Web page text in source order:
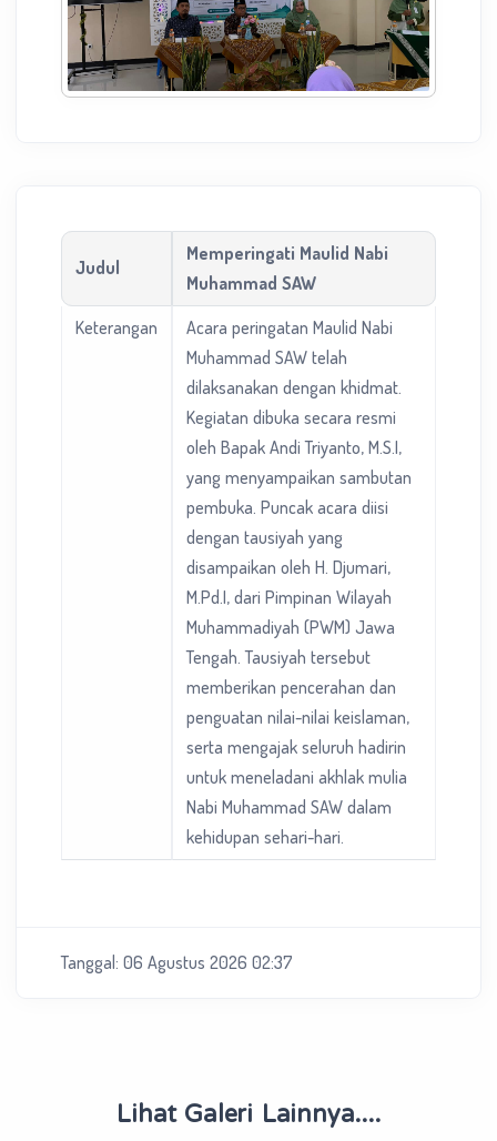
Judul
Memperingati Maulid Nabi
Muhammad SAW
Keterangan
Acara peringatan Maulid Nabi
Muhammad SAW telah
dilaksanakan dengan khidmat.
Kegiatan dibuka secara resmi
oleh Bapak Andi Triyanto, M.S.I,
yang menyampaikan sambutan
pembuka. Puncak acara diisi
dengan tausiyah yang
disampaikan oleh H. Djumari,
M.Pd.I, dari Pimpinan Wilayah
Muhammadiyah (PWM) Jawa
Tengah. Tausiyah tersebut
memberikan pencerahan dan
penguatan nilai-nilai keislaman,
serta mengajak seluruh hadirin
untuk meneladani akhlak mulia
Nabi Muhammad SAW dalam
kehidupan sehari-hari.
Tanggal: 06 Agustus 2026 02:37
Lihat Galeri Lainnya....